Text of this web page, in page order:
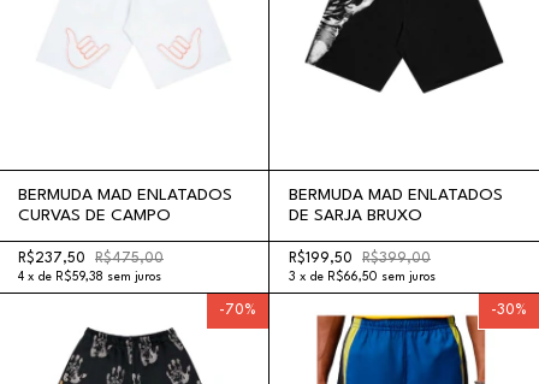
BERMUDA MAD ENLATADOS
CURVAS DE CAMPO
R$237,50 R$475,00
4 x de R$59,38 sem juros
BERMUDA MAD ENLATADOS
DE SARJA BRUXO
R$199,50 R$399,00
3 x de R$66,50 sem juros
-70% -30%